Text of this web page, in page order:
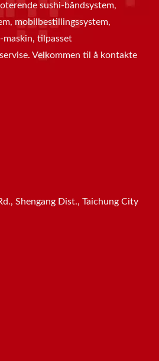
sushi-båndsystem,
mobilbestillingssystem,
maskin, tilpasset
Velkommen til å kontakte
Shengang Dist., Taichung City